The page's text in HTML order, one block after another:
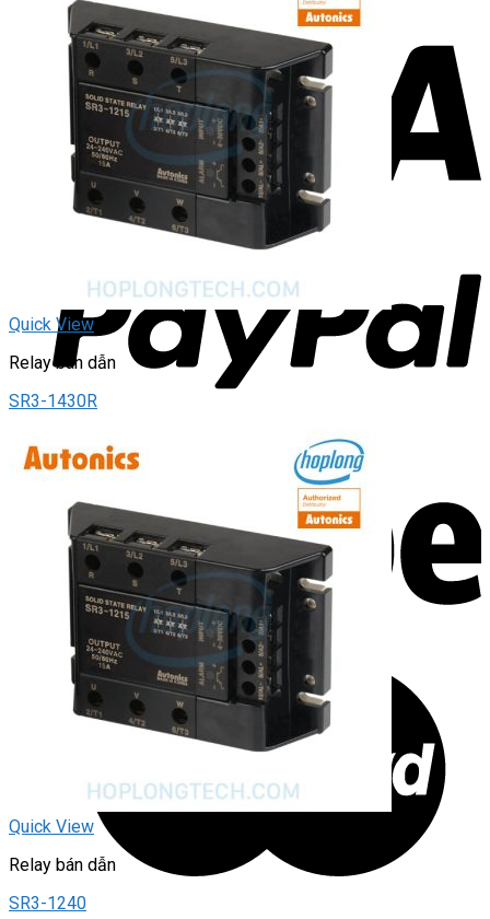
Quick View
Relay bán dẫn
SR3-1430R
Quick View
Relay bán dẫn
SR3-1240